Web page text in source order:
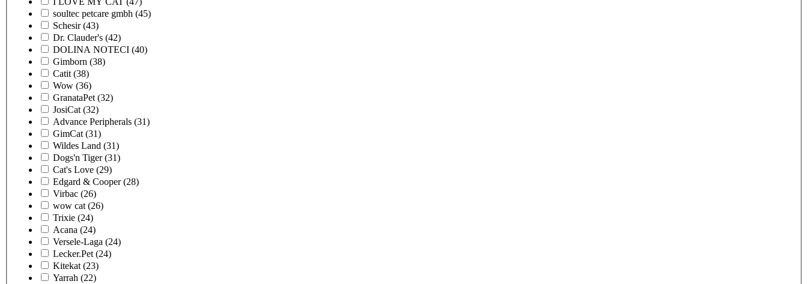
soultec petcare gmbh (45)
Schesir (43)
Dr. Clauder's (42)
DOLINA NOTECI (40)
Gimborn (38)
Catit (38)
Wow (36)
GranataPet (32)
JosiCat (32)
Advance Peripherals (31)
GimCat (31)
Wildes Land (31)
Dogs'n Tiger (31)
Cat's Love (29)
Edgard & Cooper (28)
Virbac (26)
wow cat (26)
Trixie (24)
Acana (24)
Versele-Laga (24)
Lecker.Pet (24)
Kitekat (23)
Yarrah (22)